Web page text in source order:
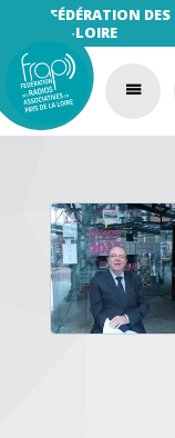
FÉDÉRATION
LA-LOIRE